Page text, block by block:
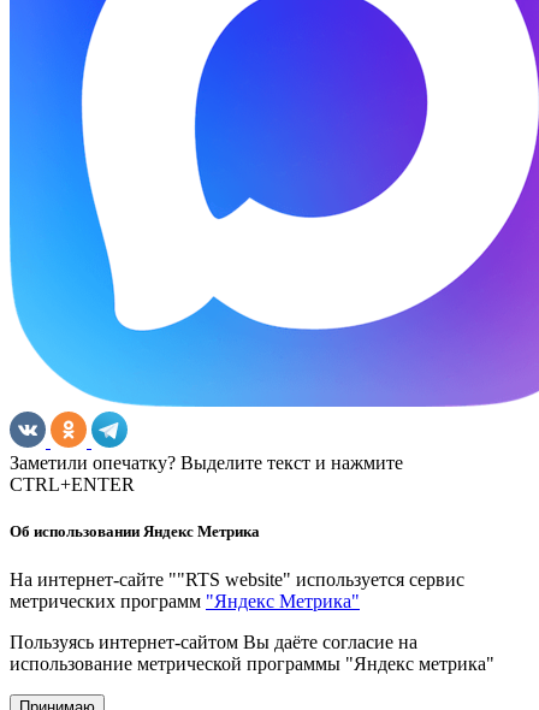
Заметили опечатку? Выделите текст и нажмите
CTRL+ENTER
Об использовании Яндекс Метрика
На интернет-сайте ""RTS website" используется сервис
метрических программ "Яндекс Метрика"
Пользуясь интернет-сайтом Вы даёте согласие на
использование метрической программы "Яндекс метрика"